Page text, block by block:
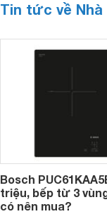
Tin tức về
Bosch
triệu, bếp từ 3
có nên mua?